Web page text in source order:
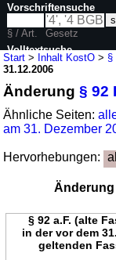
Start > Inhalt KostO > §
31.12.2006
Änderung§ 92
Ähnliche Seiten:
am 31. Dezember
Hervorhebungen:
§ 92 a.F. (alte
in der vor dem
geltenden
Vorschriftensuche
§ / Art.
Gesetz
Volltextsuche